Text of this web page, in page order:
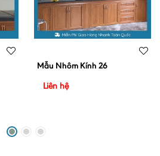
Mẫu Nhôm Kính 26
Liên hệ